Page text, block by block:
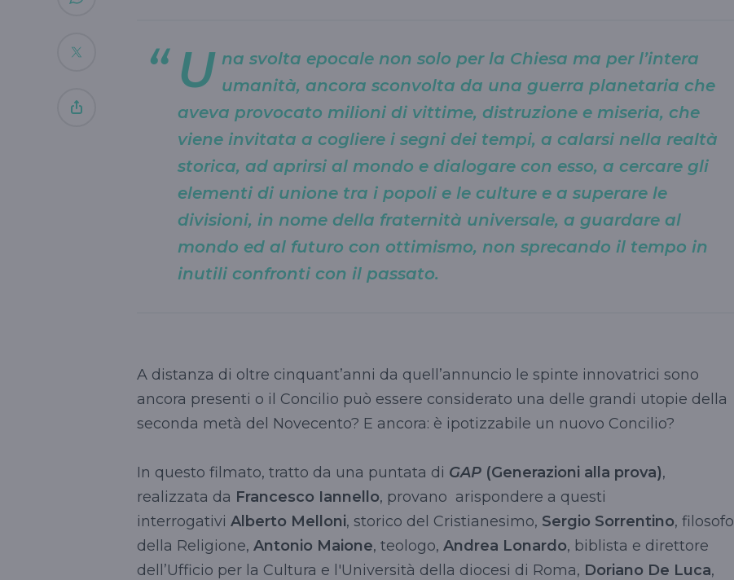
U na svolta epocale non solo per la Chiesa ma per l’intera
umanità, ancora sconvolta da una guerra planetaria che
aveva provocato milioni di vittime, distruzione e miseria, che
viene invitata a cogliere i segni dei tempi, a calarsi nella realtà
storica, ad aprirsi al mondo e dialogare con esso, a cercare gli
elementi di unione tra i popoli e le culture e a superare le
divisioni, in nome della fraternità universale, a guardare al
mondo ed al futuro con ottimismo, non sprecando il tempo in
inutili confronti con il passato.
A distanza di oltre cinquant’anni da quell’annuncio le spinte innovatrici sono
ancora presenti o il Concilio può essere considerato una delle grandi utopie della
seconda metà del Novecento? E ancora: è ipotizzabile un nuovo Concilio?
In questo filmato, tratto da una puntata di GAP (Generazioni alla prova),
realizzata da Francesco Iannello, provano arispondere a questi
interrogativi Alberto Melloni, storico del Cristianesimo, Sergio Sorrentino, filosofo
della Religione, Antonio Maione, teologo, Andrea Lonardo, biblista e direttore
dell’Ufficio per la Cultura e l'Università della diocesi di Roma, Doriano De Luca,